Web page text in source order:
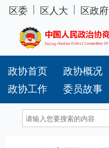
区委 区人大 区政府
政协首页 政协概况
政协工作
委员故事